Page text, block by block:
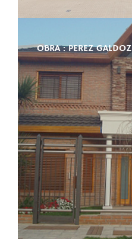
OBRA : PEREZ GALDOZ